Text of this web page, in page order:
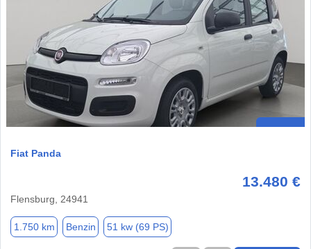
Fiat Panda
13.480 €
Flensburg, 24941
1.750 km Benzin 51 kw (69 PS)